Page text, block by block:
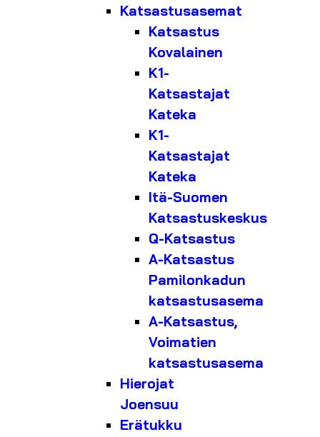
Katsastusasemat
Katsastus
Kovalainen
K1-
Katsastajat
Kateka
K1-
Katsastajat
Kateka
Itä-Suomen
Katsastuskeskus
Q-Katsastus
A-Katsastus
Pamilonkadun
katsastusasema
A-Katsastus,
Voimatien
katsastusasema
Hierojat
Joensuu
Erätukku